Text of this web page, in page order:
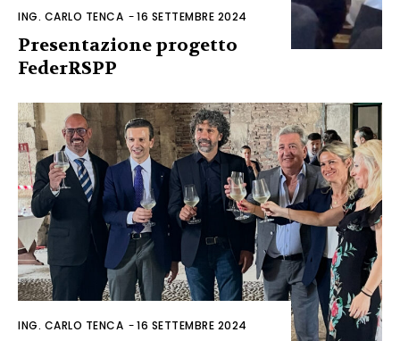
ING. CARLO TENCA -16 SETTEMBRE 2024
Presentazione progetto
FederRSPP
ING. CARLO TENCA -16 SETTEMBRE 2024